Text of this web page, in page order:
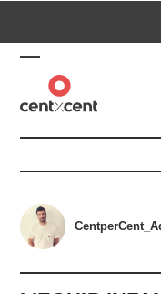
Open
mobile
menu
Close
mobile
menu